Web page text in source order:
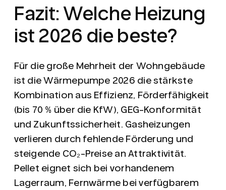
Fazit: Welche Heizung
ist 2026 die beste?
Für die große Mehrheit der Wohngebäude
ist dieWärmepumpe 2026 die stärkste
Kombination aus Effizienz, Förderfähigkeit
(bis 70 % über die KfW), GEG-Konformität
und Zukunftssicherheit. Gasheizungen
verlieren durch fehlende Förderung und
steigende CO₂-Preise an Attraktivität.
Pellet eignet sich bei vorhandenem
Lagerraum, Fernwärme bei verfügbarem